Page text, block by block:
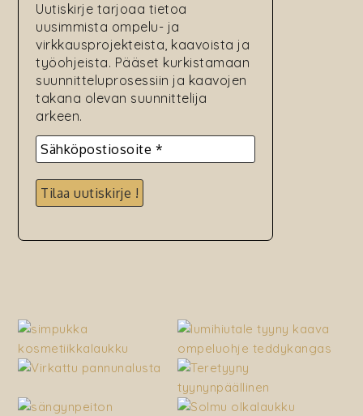
Uutiskirje tarjoaa tietoa
uusimmista ompelu- ja
virkkausprojekteista, kaavoista ja
työohjeista. Pääset kurkistamaan
suunnitteluprosessiin ja kaavojen
takana olevan suunnittelija
arkeen.